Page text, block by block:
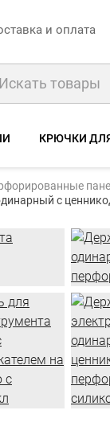
и оплата
КРЮЧКИ
Фото
с